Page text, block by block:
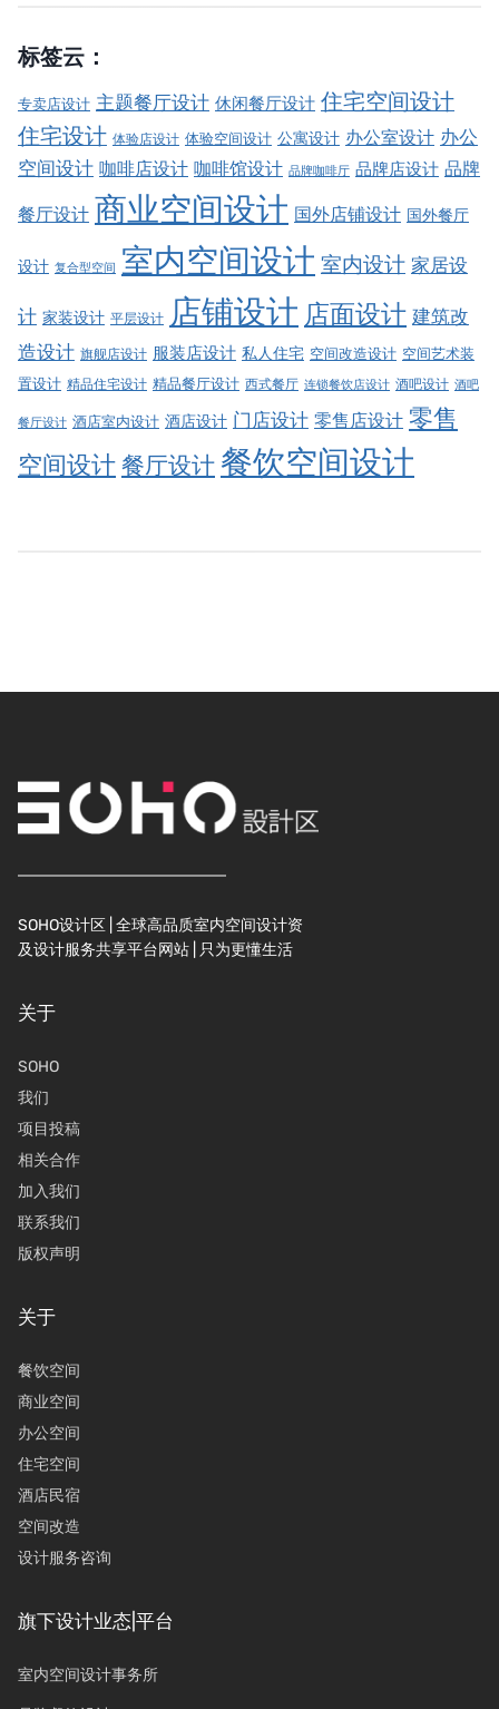
标签云：
专卖店设计 主题餐厅设计 休闲餐厅设计 住宅空间设计
住宅设计 体验店设计 体验空间设计 公寓设计 办公室设计 办公
空间设计 咖啡店设计 咖啡馆设计 品牌咖啡厅 品牌店设计 品牌
餐厅设计 商业空间设计 国外店铺设计 国外餐厅
设计 复合型空间 室内空间设计 室内设计 家居设
计 家装设计 平层设计 店铺设计 店面设计 建筑改
造设计 旗舰店设计 服装店设计 私人住宅 空间改造设计 空间艺术装
置设计 精品住宅设计 精品餐厅设计 西式餐厅 连锁餐饮店设计 酒吧设计 酒吧
餐厅设计 酒店室内设计 酒店设计 门店设计 零售店设计 零售
空间设计餐厅设计 餐饮空间设计
SOHO设计区 | 全球高品质室内空间设计资
及设计服务共享平台网站 | 只为更懂生活
关于
SOHO
我们
项目投稿
相关合作
加入我们
联系我们
版权声明
关于
餐饮空间
商业空间
办公空间
住宅空间
酒店民宿
空间改造
设计服务咨询
旗下设计业态|平台
室内空间设计事务所